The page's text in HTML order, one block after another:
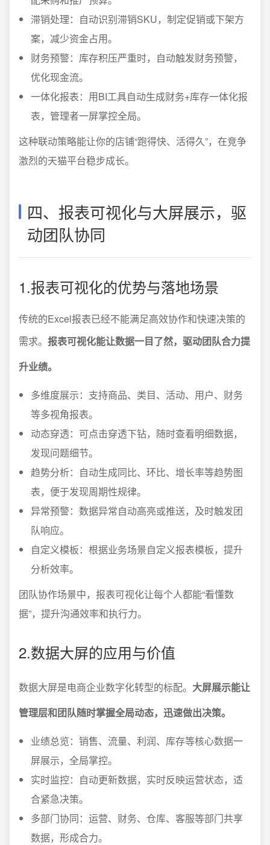
滞销处理：自动识别滞销SKU，制定促销或下架方
案，减少资金占用。
财务预警：库存积压严重时，自动触发财务预警，
优化现金流。
一体化报表：用BI工具自动生成财务+库存一体化报
表，管理者一屏掌控全局。
这种联动策略能让你的店铺“跑得快、活得久”，在竞争
激烈的天猫平台稳步成长。
四、报表可视化与大屏展示，驱
动团队协同
1.报表可视化的优势与落地场景
传统的Excel报表已经不能满足高效协作和快速决策的
需求。 报表可视化能让数据一目了然，驱动团队合力提
升业绩。
多维度展示：支持商品、类目、活动、用户、财务
等多视角报表。
动态穿透：可点击穿透下钻，随时查看明细数据，
发现问题细节。
趋势分析：自动生成同比、环比、增长率等趋势图
表，便于发现周期性规律。
异常预警：数据异常自动高亮或推送，及时触发团
队响应。
自定义模板：根据业务场景自定义报表模板，提升
分析效率。
团队协作场景中，报表可视化让每个人都能“看懂数
据”，提升沟通效率和执行力。
2.数据大屏的应用与价值
数据大屏是电商企业数字化转型的标配。 大屏展示能让
管理层和团队随时掌握全局动态，迅速做出决策。
业绩总览：销售、流量、利润、库存等核心数据一
屏展示，全局掌控。
实时监控：自动更新数据，实时反映运营状态，适
合紧急决策。
多部门协同：运营、财务、仓库、客服等部门共享
数据，形成合力。